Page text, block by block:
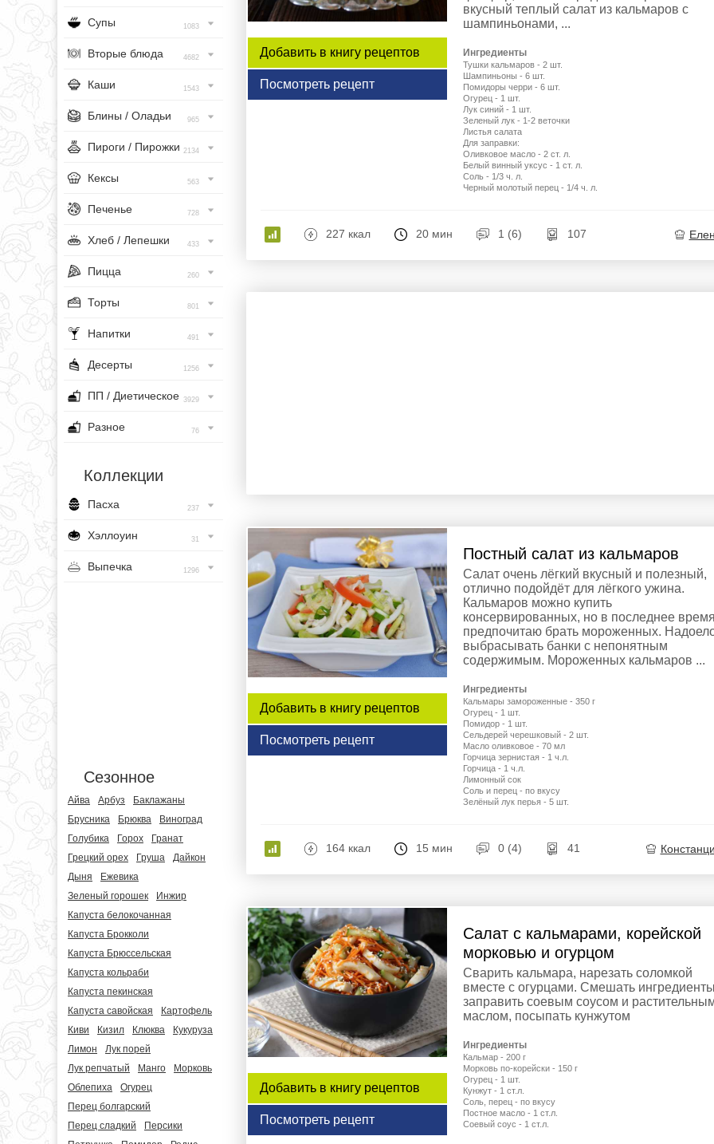
Супы 1083
Вторые блюда 4682
Каши 1543
Блины / Оладьи 965
Пироги / Пирожки 2134
Кексы 563
Печенье 728
Хлеб / Лепешки 433
Пицца 260
Торты 801
Напитки 491
Десерты 1256
ПП / Диетическое 3929
Разное 76
Коллекции
Пасха 237
Хэллоуин 31
Выпечка 1296
Сезонное
Айва Арбуз
Баклажаны
Брусника
Брюква
Виноград
Голубика
Горох
Гранат
Грецкий орех
Груша
Дайкон
Дыня
Ежевика
Зеленый горошек
Инжир
Капуста белокочанная
Капуста Брокколи
Капуста Брюссельская
Капуста кольраби
Капуста пекинская
Капуста савойская
Картофель
Киви
Кизил Клюква
Кукуруза
Лимон
Лук порей
Лук репчатый
Манго
Морковь
Облепиха
Огурец
Перец болгарский
Перец сладкий
Персики
Добавить в книгу рецептов
Посмотреть рецепт
вкусный теплый салат из кальмаров с
шампиньонами, ...
Ингредиенты
Тушки кальмаров - 2 шт.
Шампиньоны - 6 шт.
Помидоры черри - 6 шт.
Огурец - 1 шт.
Лук синий - 1 шт.
Зеленый лук - 1-2 веточки
Листья салата
Для заправки:
Оливковое масло - 2 ст. л.
Белый винный уксус - 1 ст. л.
Соль - 1/3 ч. л.
Черный молотый перец - 1/4 ч. л.
227 ккал 20 мин 1 (6) 107
Добавить в книгу рецептов
Посмотреть рецепт
Постный салат из кальмаров
Салат очень лёгкий вкусный и полезный,
отлично подойдёт для лёгкого ужина.
Кальмаров можно купить
консервированных, но в последнее
предпочитаю брать мороженных.
выбрасывать банки с непонятным
содержимым. Мороженных кальмаров ...
Ингредиенты
Кальмары замороженные - 350 г
Огурец - 1 шт.
Помидор - 1 шт.
Сельдерей черешковый - 2 шт.
Масло оливковое - 70 мл
Горчица зернистая - 1 ч.л.
Горчица - 1 ч.л.
Лимонный сок
Соль и перец - по вкусу
Зелёный лук перья - 5 шт.
164 ккал 15 мин 0 (4) 41
Добавить в книгу рецептов
Посмотреть рецепт
Салат с кальмарами, корейской
морковью и огурцом
Сварить кальмара, нарезать соломкой
вместе с огурцами. Смешать
заправить соевым соусом и
маслом, посыпать кунжутом
Ингредиенты
Кальмар - 200 г
Морковь по-корейски - 150 г
Огурец - 1 шт.
Кунжут - 1 ст.л.
Соль, перец - по вкусу
Постное масло - 1 ст.л.
Соевый соус - 1 ст.л.